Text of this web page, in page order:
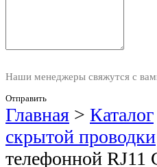
Наши менеджеры свяжутся с
Отправить
Главная > Каталог
скрытой проводки
телефонной RJ11